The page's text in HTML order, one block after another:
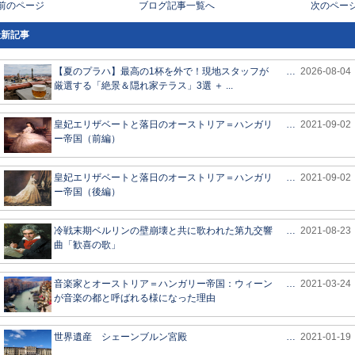
のページ ブログ記事一覧へ 次のペー
記事
【夏のプラハ】最高の1杯を外で！現地スタッフが
厳選する「絶景＆隠れ家テラス」3選 ＋ ...
… 2026-08-04
皇妃エリザベートと落日のオーストリア＝ハンガリ
ー帝国（前編）
… 2021-09-02
皇妃エリザベートと落日のオーストリア＝ハンガリ
ー帝国（後編）
… 2021-09-02
冷戦末期ベルリンの壁崩壊と共に歌われた第九交響
曲「歓喜の歌」
… 2021-08-23
音楽家とオーストリア＝ハンガリー帝国：ウィーン
が音楽の都と呼ばれる様になった理由
… 2021-03-24
世界遺産 シェーンブルン宮殿 … 2021-01-19